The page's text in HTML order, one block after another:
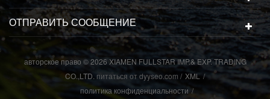
ОТПРАВИТЬ СООБЩЕНИЕ
авторское право © 2026 XIAMEN FULLSTAR IMP.& EXP. TRADING
CO.,LTD. питаться от dyyseo.com / XML /
политика конфиденциальности /